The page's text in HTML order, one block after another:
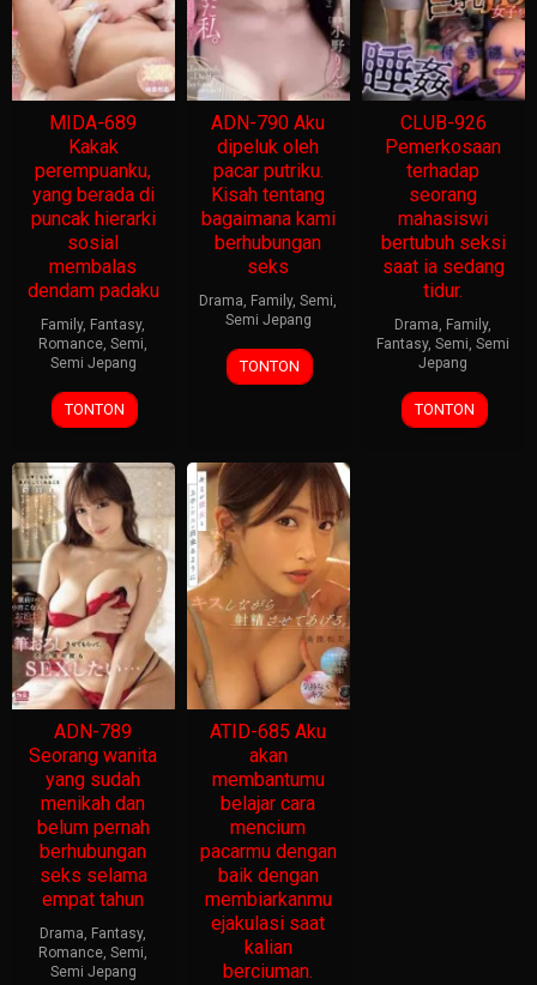
MIDA-689
Kakak
perempuanku,
yang berada di
puncak hierarki
sosial
membalas
dendam padaku
Family, Fantasy,
Romance,Semi,
Semi Jepang
TONTON
ADN-790 Aku
dipeluk oleh
pacar putriku.
Kisah tentang
bagaimana kami
berhubungan
seks
Drama, Family,Semi,
Semi Jepang
TONTON
CLUB-926
Pemerkosaan
terhadap
seorang
mahasiswi
bertubuh seksi
saat ia sedang
tidur.
Drama, Family,
Fantasy,Semi,Semi
Jepang
TONTON
ADN-789
Seorang wanita
yang sudah
menikah dan
belum pernah
berhubungan
seks selama
empat tahun
Drama, Fantasy,
Romance,Semi,
Semi Jepang
ATID-685 Aku
akan
membantumu
belajar cara
mencium
pacarmu dengan
baik dengan
membiarkanmu
ejakulasi saat
kalian
berciuman.